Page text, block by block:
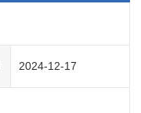
2024-12-17